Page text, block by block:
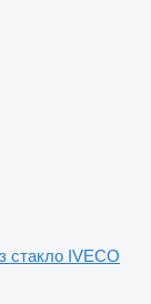
стакло IVECO